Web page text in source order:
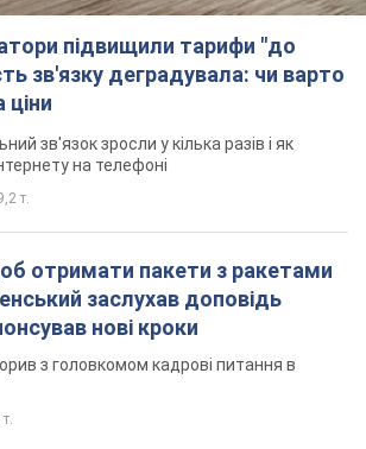
підвищили тарифи "до
зв'язку деградувала: чи варто
зв'язок зросли у кілька разів і як
на телефоні
т.
отримати пакети з ракетами
заслухав доповідь
нові кроки
з головкомом кадрові питання в